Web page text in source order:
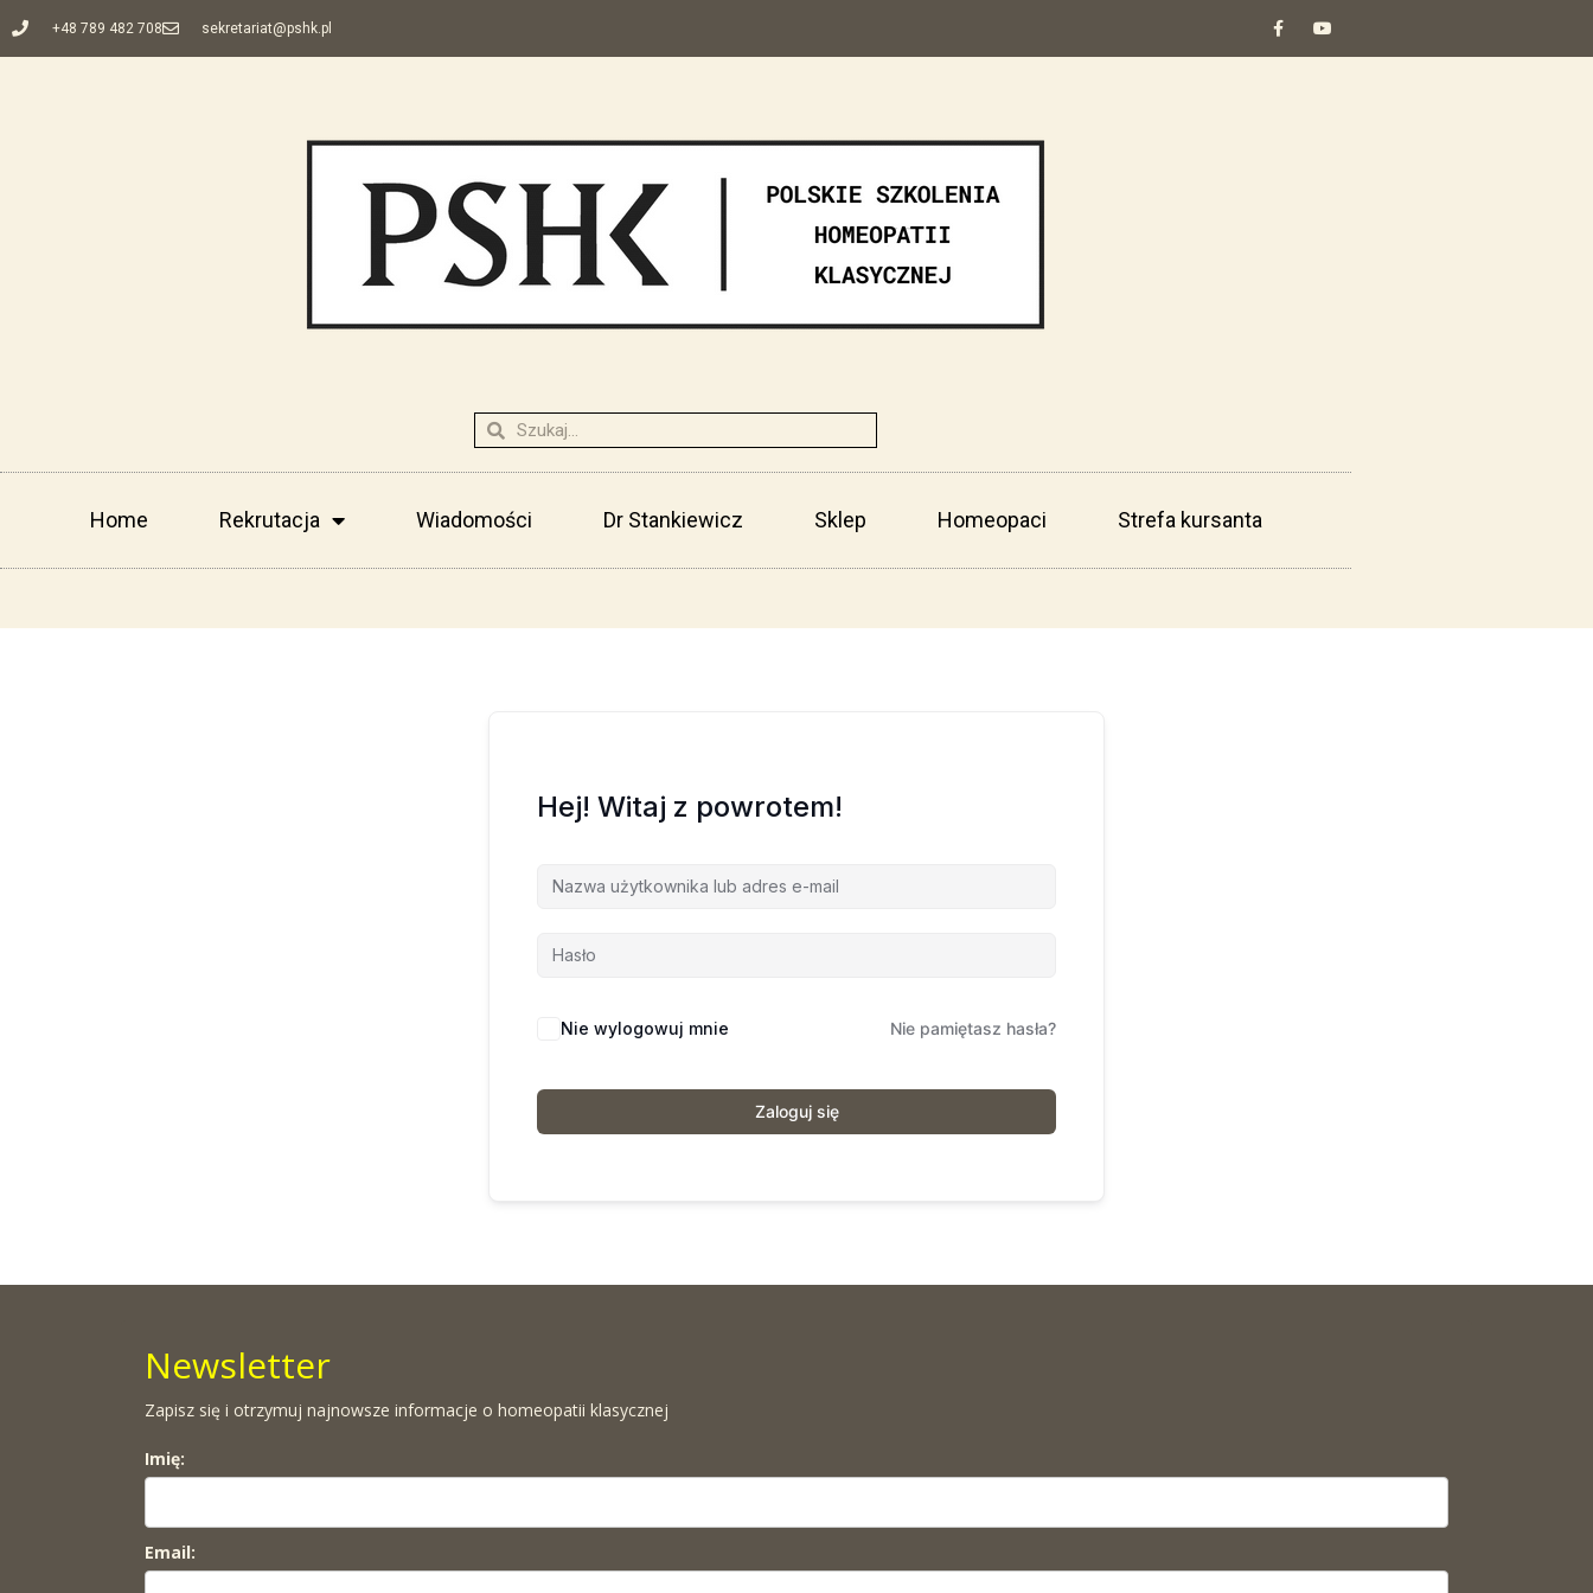
+48 789 482 708 sekretariat@pshk.pl
Home Rekrutacja Wiadomości Dr Stankiewicz Sklep Homeopaci Strefa kursanta
Hej! Witaj z powrotem!
Nie wylogowuj mnie Nie pamiętasz hasła?
Zaloguj się
Newsletter
Zapisz się i otrzymuj najnowsze informacje o homeopatii klasycznej
Imię:
Email: